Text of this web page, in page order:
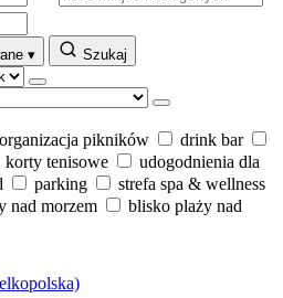
▾ Szukaj
organizacja pikników
drink bar
korty tenisowe
udogodnienia dla
parking
strefa spa & wellness
nad morzem
blisko plaży nad